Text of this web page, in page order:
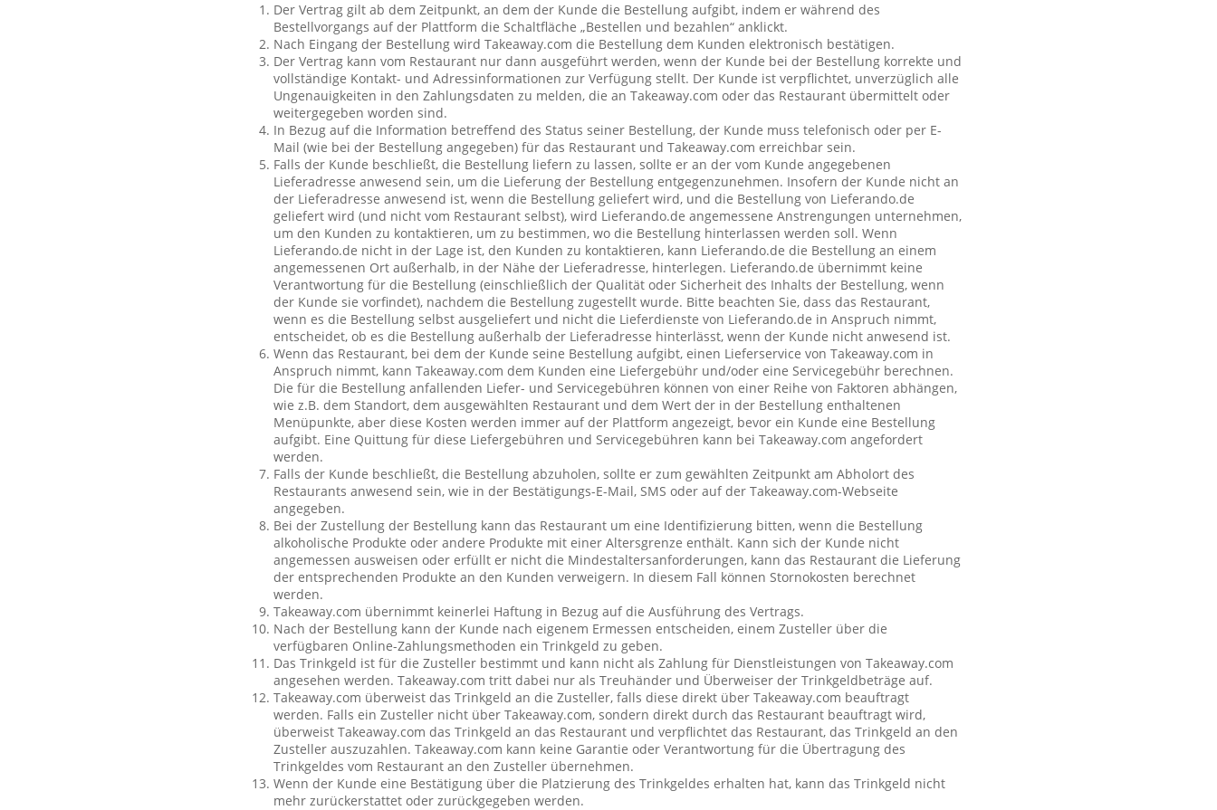
Der Vertrag gilt ab dem Zeitpunkt, an dem der Kunde die Bestellung aufgibt, indem er während des
Bestellvorgangs auf der Plattform die Schaltfläche „Bestellen und bezahlen“ anklickt.
Nach Eingang der Bestellung wird Takeaway.com die Bestellung dem Kunden elektronisch bestätigen.
Der Vertrag kann vom Restaurant nur dann ausgeführt werden, wenn der Kunde bei der Bestellung korrekte und
vollständige Kontakt- und Adressinformationen zur Verfügung stellt. Der Kunde ist verpflichtet, unverzüglich alle
Ungenauigkeiten in den Zahlungsdaten zu melden, die an Takeaway.com oder das Restaurant übermittelt oder
weitergegeben worden sind.
In Bezug auf die Information betreffend des Status seiner Bestellung, der Kunde muss telefonisch oder per E-
Mail (wie bei der Bestellung angegeben) für das Restaurant und Takeaway.com erreichbar sein.
Falls der Kunde beschließt, die Bestellung liefern zu lassen, sollte er an der vom Kunde angegebenen
Lieferadresse anwesend sein, um die Lieferung der Bestellung entgegenzunehmen. Insofern der Kunde nicht an
der Lieferadresse anwesend ist, wenn die Bestellung geliefert wird, und die Bestellung von Lieferando.de
geliefert wird (und nicht vom Restaurant selbst), wird Lieferando.de angemessene Anstrengungen unternehmen,
um den Kunden zu kontaktieren, um zu bestimmen, wo die Bestellung hinterlassen werden soll. Wenn
Lieferando.de nicht in der Lage ist, den Kunden zu kontaktieren, kann Lieferando.de die Bestellung an einem
angemessenen Ort außerhalb, in der Nähe der Lieferadresse, hinterlegen. Lieferando.de übernimmt keine
Verantwortung für die Bestellung (einschließlich der Qualität oder Sicherheit des Inhalts der Bestellung, wenn
der Kunde sie vorfindet), nachdem die Bestellung zugestellt wurde. Bitte beachten Sie, dass das Restaurant,
wenn es die Bestellung selbst ausgeliefert und nicht die Lieferdienste von Lieferando.de in Anspruch nimmt,
entscheidet, ob es die Bestellung außerhalb der Lieferadresse hinterlässt, wenn der Kunde nicht anwesend ist.
Wenn das Restaurant, bei dem der Kunde seine Bestellung aufgibt, einen Lieferservice von Takeaway.com in
Anspruch nimmt, kann Takeaway.com dem Kunden eine Liefergebühr und/oder eine Servicegebühr berechnen.
Die für die Bestellung anfallenden Liefer- und Servicegebühren können von einer Reihe von Faktoren abhängen,
wie z.B. dem Standort, dem ausgewählten Restaurant und dem Wert der in der Bestellung enthaltenen
Menüpunkte, aber diese Kosten werden immer auf der Plattform angezeigt, bevor ein Kunde eine Bestellung
aufgibt. Eine Quittung für diese Liefergebühren und Servicegebühren kann bei Takeaway.com angefordert
werden.
Falls der Kunde beschließt, die Bestellung abzuholen, sollte er zum gewählten Zeitpunkt am Abholort des
Restaurants anwesend sein, wie in der Bestätigungs-E-Mail, SMS oder auf der Takeaway.com-Webseite
angegeben.
Bei der Zustellung der Bestellung kann das Restaurant um eine Identifizierung bitten, wenn die Bestellung
alkoholische Produkte oder andere Produkte mit einer Altersgrenze enthält. Kann sich der Kunde nicht
angemessen ausweisen oder erfüllt er nicht die Mindestaltersanforderungen, kann das Restaurant die Lieferung
der entsprechenden Produkte an den Kunden verweigern. In diesem Fall können Stornokosten berechnet
werden.
Takeaway.com übernimmt keinerlei Haftung in Bezug auf die Ausführung des Vertrags.
Nach der Bestellung kann der Kunde nach eigenem Ermessen entscheiden, einem Zusteller über die
verfügbaren Online-Zahlungsmethoden ein Trinkgeld zu geben.
Das Trinkgeld ist für die Zusteller bestimmt und kann nicht als Zahlung für Dienstleistungen von Takeaway.com
angesehen werden. Takeaway.com tritt dabei nur als Treuhänder und Überweiser der Trinkgeldbeträge auf.
Takeaway.com überweist das Trinkgeld an die Zusteller, falls diese direkt über Takeaway.com beauftragt
werden. Falls ein Zusteller nicht über Takeaway.com, sondern direkt durch das Restaurant beauftragt wird,
überweist Takeaway.com das Trinkgeld an das Restaurant und verpflichtet das Restaurant, das Trinkgeld an den
Zusteller auszuzahlen. Takeaway.com kann keine Garantie oder Verantwortung für die Übertragung des
Trinkgeldes vom Restaurant an den Zusteller übernehmen.
Wenn der Kunde eine Bestätigung über die Platzierung des Trinkgeldes erhalten hat, kann das Trinkgeld nicht
mehr zurückerstattet oder zurückgegeben werden.